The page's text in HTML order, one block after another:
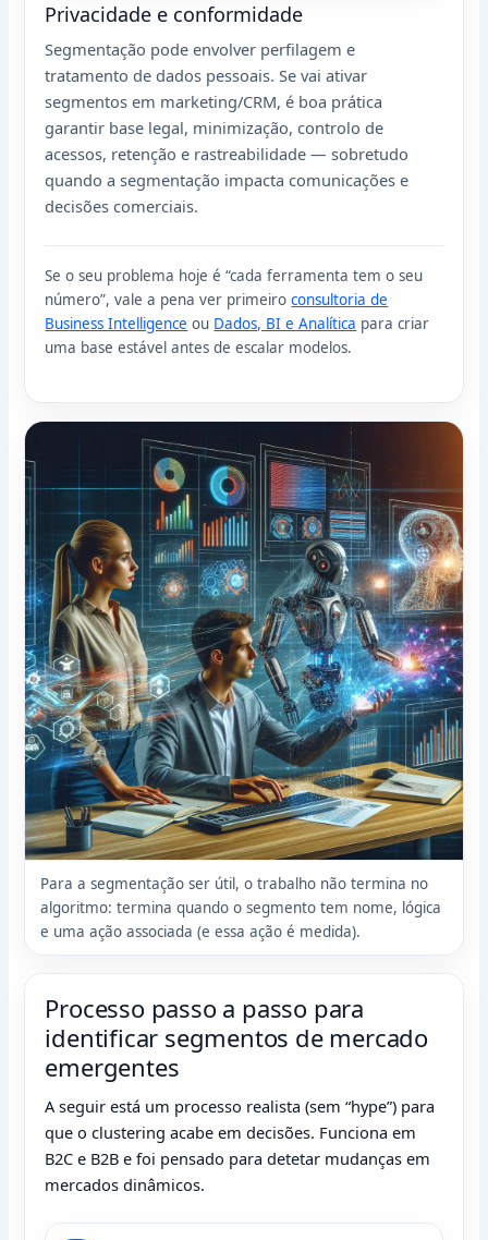
Privacidade e conformidade
Segmentação pode envolver perfilagem e
tratamento de dados pessoais. Se vai ativar
segmentos em marketing/CRM, é boa prática
garantir base legal, minimização, controlo de
acessos, retenção e rastreabilidade — sobretudo
quando a segmentação impacta comunicações e
decisões comerciais.
Se o seu problema hoje é “cada ferramenta tem o seu
número”, vale a pena ver primeiroconsultoria de
Business Intelligence ou Dados, BI e Analítica para criar
uma base estável antes de escalar modelos.
Para a segmentação ser útil, o trabalho não termina no
algoritmo: termina quando o segmento tem nome, lógica
e uma ação associada (e essa ação é medida).
Processo passo a passo para
identificar segmentos de mercado
emergentes
A seguir está um processo realista (sem “hype”) para
que o clustering acabe em decisões. Funciona em
B2C e B2B e foi pensado para detetar mudanças em
mercados dinâmicos.